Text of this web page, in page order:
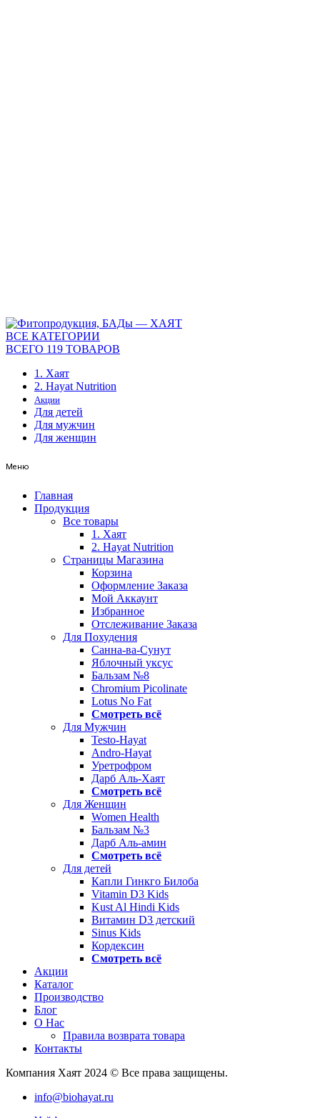
ВСЕ КАТЕГОРИИ
ВСЕГО 119 ТОВАРОВ
1. Хаят
2. Hayat Nutrition
Акции
Для детей
Для мужчин
Для женщин
Меню
Главная
Продукция
Все товары
1. Хаят
2. Hayat Nutrition
Страницы Магазина
Корзина
Оформление Заказа
Мой Аккаунт
Избранное
Отслеживание Заказа
Для Похудения
Санна-ва-Сунут
Яблочный уксус
Бальзам №8
Chromium Picolinate
Lotus No Fat
Смотреть всё
Для Мужчин
Testo-Hayat
Andro-Hayat
Уретрофром
Дарб Аль-Хаят
Смотреть всё
Для Женщин
Women Health
Бальзам №3
Дарб Аль-амин
Смотреть всё
Для детей
Капли Гинкго Билоба
Vitamin D3 Kids
Kust Al Hindi Kids
Витамин D3 детский
Sinus Kids
Кордексин
Смотреть всё
Акции
Каталог
Производство
Блог
О Нас
Правила возврата товара
Контакты
Компания Хаят 2024 © Все права защищены.
info@biohayat.ru